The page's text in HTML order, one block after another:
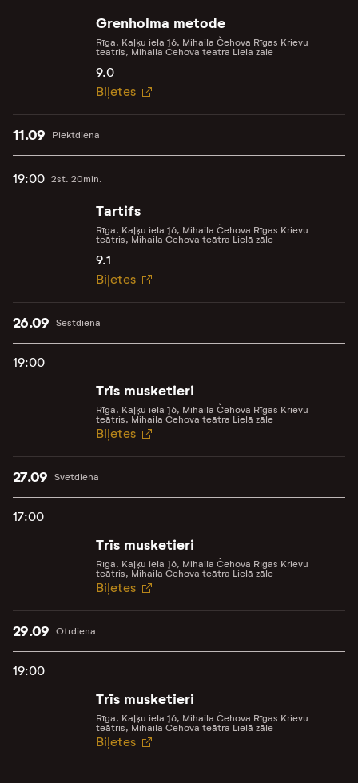
Grenholma metode
Rīga, Kaļķu iela 16, Mihaila Čehova Rīgas Krievu
teātris, Mihaila Čehova teātra Lielā zāle
9.0
Biļetes
Piektdiena
11.09
19:00 2st. 20min.
Tartifs
Rīga, Kaļķu iela 16, Mihaila Čehova Rīgas Krievu
teātris, Mihaila Čehova teātra Lielā zāle
9.1
Biļetes
Sestdiena
26.09
19:00
Trīs musketieri
Rīga, Kaļķu iela 16, Mihaila Čehova Rīgas Krievu
teātris, Mihaila Čehova teātra Lielā zāle
Biļetes
Svētdiena
27.09
17:00
Trīs musketieri
Rīga, Kaļķu iela 16, Mihaila Čehova Rīgas Krievu
teātris, Mihaila Čehova teātra Lielā zāle
Biļetes
Otrdiena
29.09
19:00
Trīs musketieri
Rīga, Kaļķu iela 16, Mihaila Čehova Rīgas Krievu
teātris, Mihaila Čehova teātra Lielā zāle
Biļetes